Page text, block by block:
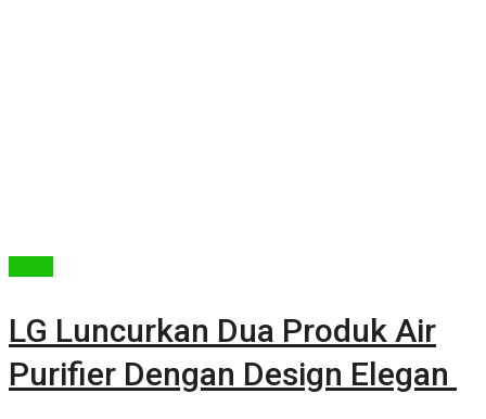
LG Luncurkan Dua Produk Air
Purifier Dengan Design Elegan